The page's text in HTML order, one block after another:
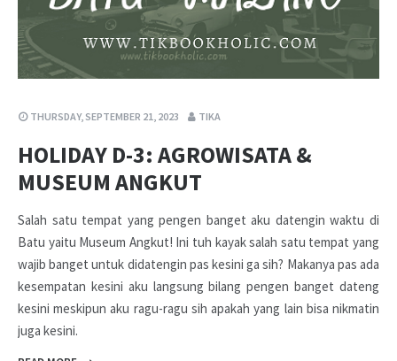
THURSDAY, SEPTEMBER 21, 2023 TIKA
HOLIDAY D-3: AGROWISATA &
MUSEUM ANGKUT
Salah satu tempat yang pengen banget aku datengin waktu di
Batu yaitu Museum Angkut! Ini tuh kayak salah satu tempat yang
wajib banget untuk didatengin pas kesini ga sih? Makanya pas ada
kesempatan kesini aku langsung bilang pengen banget dateng
kesini meskipun aku ragu-ragu sih apakah yang lain bisa nikmatin
juga kesini.